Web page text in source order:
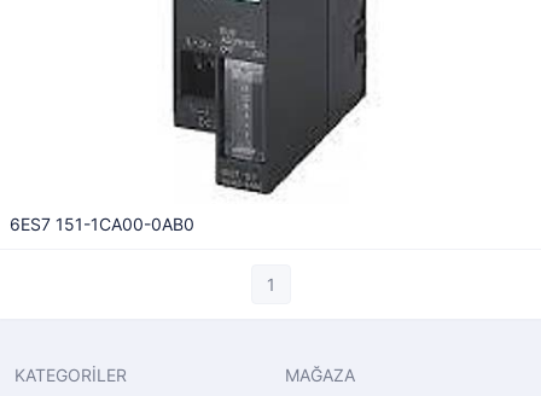
6ES7 151-1CA00-0AB0
1
KATEGORİLER MAĞAZA